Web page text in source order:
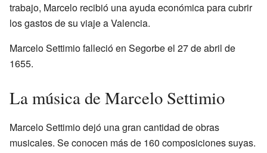
trabajo, Marcelo recibió una ayuda económica para cubrir
los gastos de su viaje a Valencia.
Marcelo Settimio falleció en Segorbe el 27 de abril de
1655.
La música de Marcelo Settimio
Marcelo Settimio dejó una gran cantidad de obras
musicales. Se conocen más de 160 composiciones suyas.